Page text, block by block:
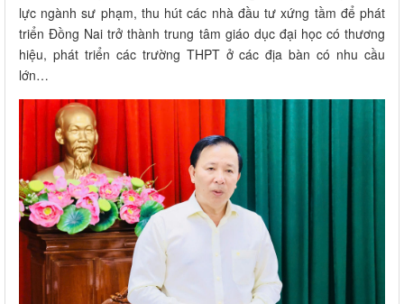
lực ngành sư phạm, thu hút các nhà đầu tư xứng tầm để phát
triển Đồng Nai trở thành trung tâm giáo dục đại học có thương
hiệu, phát triển các trường THPT ở các địa bàn có nhu cầu
lớn…